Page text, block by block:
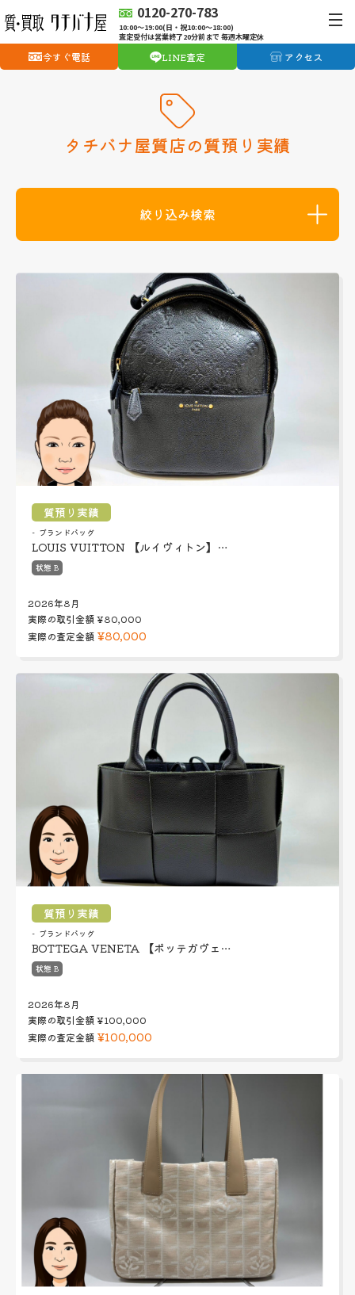
0120-270-783
10:00〜19:00(日・祝10:00〜18:00)
査定受付は営業終了20分前まで 毎週木曜定休
今すぐ電話 LINE査定 アクセス
タチバナ屋質店の質預り実績
絞り込み検索
質預り実績
ブランドバッグ
LOUIS VUITTON 【ルイヴィトン】…
状態 B
2026年8月
実際の取引金額¥80,000
実際の査定金額 ¥80,000
質預り実績
ブランドバッグ
BOTTEGA VENETA 【ボッテガヴェ…
状態 B
2026年8月
実際の取引金額¥100,000
実際の査定金額 ¥100,000